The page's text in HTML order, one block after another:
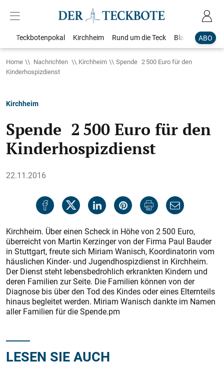
ABO
Teckbotenpokal Kirchheim Rund um die Teck Blaulicht
Home Nachrichten Kirchheim
Spende 2 500 Euro für den
Kinderhospizdienst
Kirchheim
Spende 2 500 Euro für den
Kinderhospizdienst
22.11.2016
Kirchheim. Über einen Scheck in Höhe von 2 500 Euro,
überreicht von Martin Kerzinger von der Firma Paul Bauder
in Stuttgart, freute sich Miriam Wanisch, Koordinatorin vom
häuslichen Kinder- und Jugendhospizdienst in Kirchheim.
Der Dienst steht lebensbedrohlich erkrankten Kindern und
deren Familien zur Seite. Die Familien können von der
Diagnose bis über den Tod des Kindes oder eines Elternteils
hinaus begleitet werden. Miriam Wanisch dankte im Namen
aller Familien für die Spende.pm
LESEN SIE AUCH